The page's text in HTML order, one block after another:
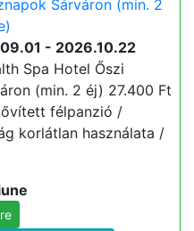
Sárváron (min. 2
- 2026.10.22
Spa Hotel Őszi
(min. 2 éj) 27.400 Ft
félpanzió /
korlátlan használata /